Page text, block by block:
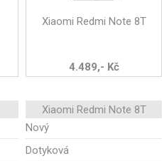
Xiaomi Redmi Note 8T
4.489,- Kč
Xiaomi Redmi Note 8T
Nový
Dotyková